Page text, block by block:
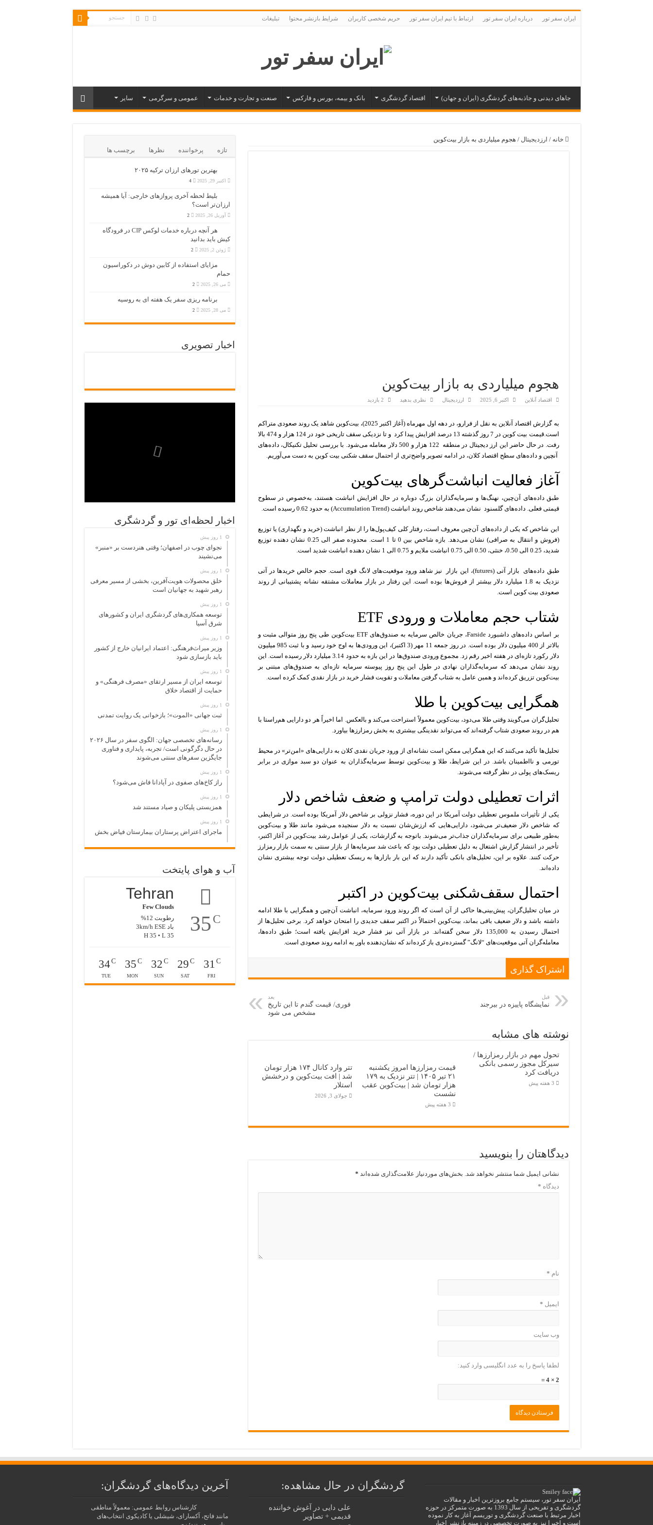
ایران سفر تور درباره ایران سفر تور ارتباط با تیم ایران سفر تور حریم شخصی کاربران شرایط بازنشر محتوا تبلیغات
جاهای دیدنی و جاذبه‌های گردشگری (ایران و جهان) اقتصاد گردشگری بانک و بیمه، بورس و فارکس صنعت و تجارت و خدمات عمومی و سرگرمی سایر
خانه / ارزدیجیتال / هجوم میلیاردی به بازار بیت‌کوین
هجوم میلیاردی به بازار بیت‌کوین
اقتصاد آنلاین اکتبر 6, 2025 ارزدیجیتال نظری بدهید 2 بازدید
به گزارش اقتصاد آنلاین به نقل از فرارو، در دهه اول مهرماه (آغاز اکتبر 2025)، بیت‌کوین شاهد یک روند صعودی متراکم
است.قیمت بیت کوین در 7 روز گذشته 13 درصد افزایش پیدا کرد و تا نزدیکی سقف تاریخی خود در 124 هزار و 474 بالا
رفت. در حال حاضر این ارز دیجیتال در منطقه 122 هزار و 500 دلار معامله می‌شود. با بررسی تحلیل تکنیکال، داده‌های
آنچین و داده‌های سطح اقتصاد کلان، در ادامه تصویر واضح‌تری از احتمال سقف شکنی بیت کوین به دست می‌آوریم.
آغاز فعالیت انباشت‌گرهای بیت‌کوین
طبق داده‌های آن‌چین‌، نهنگ‌ها و سرمایه‌گذاران بزرگ دوباره در حال افزایش انباشت هستند، به‌خصوص در سطوح
قیمتی فعلی. داده‌های گلسنود نشان می‌دهند شاخص روند انباشت (Accumulation Trend) به حدود 0.62 رسیده است.
این شاخص که یکی از داده‌های آن‌چین معروف است، رفتار کلی کیف‌پول‌ها را از نظر انباشت (خرید و نگهداری) یا توزیع
(فروش و انتقال به صرافی) نشان می‌دهد. بازه شاخص بین 0 تا 1 است. محدوده صفر الی 0.25 نشان دهنده توزیع
شدید، 0.25 الی 0.50، خنثی، 0.50 الی 0.75 انباشت ملایم و 0.75 الی 1 نشان دهنده انباشت شدید است.
طبق داده‌های بازار آتی (futures)، این بازار نیز شاهد ورود موقعیت‌های لانگ قوی است. حجم خالص خریدها در آتی
نزدیک به 1.8 میلیارد دلار بیشتر از فروش‌ها بوده است. این رفتار در بازار معاملات مشتقه نشانه پشتیبانی از روند
صعودی بیت کوین است.
شتاب حجم معاملات و ورودی ETF
بر اساس داده‌های داشبورد Farside، جریان خالص سرمایه به صندوق‌های ETF بیت‌کوین طی پنج روز متوالی مثبت و
بالاتر از 400 میلیون دلار بوده است. در روز جمعه 11 مهر (3 اکتبر)، این ورودی‌ها به اوج خود رسید و با ثبت 985 میلیون
دلار رکورد تازه‌ای در هفته اخیر رقم زد. مجموع ورودی صندوق‌ها در این بازه به حدود 3.14 میلیارد دلار رسیده است. این
روند نشان می‌دهد که سرمایه‌گذاران نهادی در طول این پنج روز پیوسته سرمایه تازه‌ای به صندوق‌های مبتنی بر
بیت‌کوین تزریق کرده‌اند و همین عامل به شتاب گرفتن معاملات و تقویت فشار خرید در بازار نقدی کمک کرده است.
همگرایی بیت‌کوین با طلا
تحلیل‌گران می‌گویند وقتی طلا می‌دود، بیت‌کوین معمولاً استراحت می‌کند و بالعکس. اما اخیراً هر دو دارایی هم‌راستا با
هم در روند صعودی شتاب گرفته‌اند که می‌تواند نقدینگی بیشتری به بخش رمزارزها بیاورد.
تحلیل‌ها تأکید می‌کنند که این همگرایی ممکن است نشانه‌ای از ورود جریان نقدی کلان به دارایی‌های «امن‌تر» در محیط
تورمی و نااطمینان باشد. در این شرایط، طلا و بیت‌کوین توسط سرمایه‌گذاران به عنوان دو سبد موازی در برابر
ریسک‌های پولی در نظر گرفته می‌شوند.
اثرات تعطیلی دولت ترامپ و ضعف شاخص دلار
یکی از تأثیرات ملموس تعطیلی دولت آمریکا در این دوره، فشار نزولی بر شاخص دلار آمریکا بوده است. در شرایطی
که شاخص دلار ضعیف‌تر می‌شود، دارایی‌هایی که ارزش‌شان نسبت به دلار سنجیده می‌شود مانند طلا و بیت‌کوین
به‌طور طبیعی برای سرمایه‌گذاران جذاب‌تر می‌شوند. باتوجه به گزارشات، یکی از عوامل رشد بیت‌کوین در آغاز اکتبر،
تأخیر در انتشار گزارش اشتغال به دلیل تعطیلی دولت بود که باعث شد سرمایه‌ها از بازار سنتی به سمت بازار رمزارز
حرکت کنند. علاوه بر این، تحلیل‌های بانکی تأکید دارند که این بار بازارها به ریسک تعطیلی دولت توجه بیشتری نشان
داده‌اند.
احتمال سقف‌شکنی بیت‌کوین در اکتبر
در میان تحلیل‌گران، پیش‌بینی‌ها حاکی از آن است که اگر روند ورود سرمایه، انباشت آن‌چین و همگرایی با طلا ادامه
داشته باشد و دلار ضعیف باقی بماند، بیت‌کوین احتمالاً در اکتبر سقف جدیدی را امتحان خواهد کرد. برخی تحلیل‌ها از
احتمال رسیدن به 135,000 دلار سخن گفته‌اند. در بازار آتی نیز فشار خرید افزایش یافته است؛ طبق داده‌ها،
معامله‌گران آتی موقعیت‌های “لانگ” گسترده‌تری باز کرده‌اند که نشان‌دهنده باور به ادامه روند صعودی است.
اشتراک گذاری
قبل
نمایشگاه پاییزه در بیرجند
بعد
فوری/ قیمت گندم تا این تاریخ
مشخص می شود
نوشته های مشابه
تحول مهم در بازار رمزارزها /
سیرکل مجوز رسمی بانکی
دریافت کرد
3 هفته پیش
قیمت رمزارزها امروز یکشنبه
۲۱ تیر ۱۴۰۵ | تتر نزدیک به ۱۷۹
هزار تومان شد | بیت‌کوین عقب
نشست
3 هفته پیش
تتر وارد کانال ۱۷۴ هزار تومان
شد | افت بیت‌کوین و درخشش
استلار
جولای 3, 2026
دیدگاهتان را بنویسید
نشانی ایمیل شما منتشر نخواهد شد. بخش‌های موردنیاز علامت‌گذاری شده‌اند *
دیدگاه *
نام *
ایمیل *
وب‌ سایت
لطفا پاسخ را به عدد انگلیسی وارد کنید:
2 × 4 =
تازه پرخواننده نظرها برچسب ها
بهترین تورهای ارزان ترکیه ۲۰۲۵
اکتبر 29, 2025 4
بلیط لحظه آخری پروازهای خارجی: آیا همیشه
ارزان‌تر است؟
آوریل 26, 2025 2
هر آنچه درباره خدمات لوکس CIP در فرودگاه‌
کیش باید بدانید
ژوئن 2, 2025 2
مزایای استفاده از کابین دوش در دکوراسیون
حمام
می 26, 2025 2
برنامه ریزی سفر یک هفته ای به روسیه
می 28, 2025 2
اخبار تصویری
اخبار لحظه‌ای تور و گردشگری
1 روز پیش
نجوای چوب در اصفهان؛ وقتی هنردست بر «منبر»
می‌نشیند
1 روز پیش
خلق محصولات هویت‌آفرین، بخشی از مسیر معرفی
رهبر شهید به جهانیان است
1 روز پیش
توسعه همکاری‌های گردشگری ایران و کشورهای
شرق آسیا
1 روز پیش
وزیر میراث‌فرهنگی: اعتماد ایرانیان خارج از کشور
باید بازسازی شود
1 روز پیش
توسعه ایران از مسیر ارتقای «مصرف فرهنگی» و
حمایت از اقتصاد خلاق
1 روز پیش
ثبت جهانی «الموت»؛ بازخوانی یک روایت تمدنی
1 روز پیش
رسانه‌های تخصصی جهان: الگوی سفر در سال ۲۰۲۶
در حال دگرگونی است/ تجربه، پایداری و فناوری
جایگزین سفرهای سنتی می‌شوند
1 روز پیش
راز کاخ‌های صفوی در آپادانا فاش می‌شود؟
1 روز پیش
همزیستی پلیکان و صیاد مستند شد
1 روز پیش
ماجرای اعتراض پرستاران بیمارستان فیاض بخش
آب و هوای پایتخت
35C
Tehran
Few Clouds
رطوبت 12%
باد 3km/h ESE
H 35 • L 35
31 C
FRI
29C
SAT
32C
SUN
35C
MON
34C
TUE
ایران سفر تور، سیستم جامع بروزترین اخبار و مقالات
گردشگری و تفریحی از سال 1393 به صورت متمرکز در حوزه
اخبار مرتبط با صنعت گردشگری و توریسم آغاز به کار نموده
است و اخیرا نیز به صورت تخصصی در زمینه بازنشر اخبار
گردشگران در حال مشاهده:
علی دایی در آغوش خواننده
قدیمی + تصاویر
آخرین دیدگاه‌های گردشگران:
کارشناس روابط عمومی: معمولاً مناطقی
مانند فاتح، آکسارای، شیشلی یا کادیکوی انتخاب‌های